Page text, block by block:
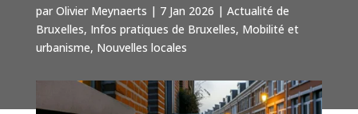
par Olivier Meynaerts | 7 Jan 2026 | Actualité de
Bruxelles, Infos pratiques de Bruxelles, Mobilité et
urbanisme, Nouvelles locales